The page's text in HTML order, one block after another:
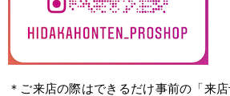
＊ご来店の際はできるだけ事前の「来